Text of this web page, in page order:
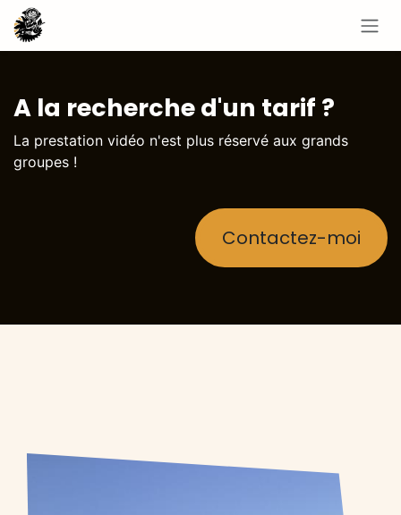
Se rendre au contenu
A la recherche d'un tarif ?
La prestation vidéo n'est plus réservé aux grands
groupes !
Contactez-moi